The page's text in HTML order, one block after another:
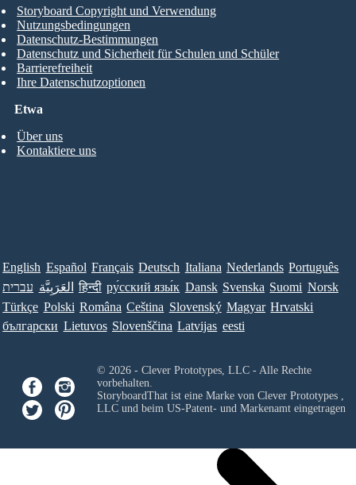
Etwa
Über uns
Kontaktiere uns
Storyboard Copyright und Verwendung
Nutzungsbedingungen
Datenschutz-Bestimmungen
Datenschutz und Sicherheit für Schulen und Schüler
Barrierefreiheit
Ihre Datenschutzoptionen
English Español Français Deutsch Italiana Nederlands Português
עברית العَرَبِيَّة हिन्दी ру́сский язы́к Dansk Svenska Suomi Norsk
Türkçe Polski Româna Ceština Slovenský Magyar Hrvatski
български Lietuvos Slovenščina Latvijas eesti
© 2026 - Clever Prototypes, LLC - Alle Rechte
vorbehalten.
StoryboardThat ist eine Marke von Clever Prototypes ,
LLCund beim US-Patent- und Markenamt eingetragen